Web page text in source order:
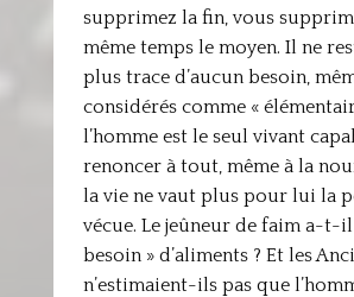
supprimez la fin, vous
même temps le moyen. Il ne
plus trace d’aucun besoin,
considérés comme «
l’homme est le seul vivant
renoncer à tout, même à la
la vie ne vaut plus pour lui la
vécue. Le jeûneur de faim a-t-
besoin » d’aliments ? Et les
n’estimaient-ils pas que